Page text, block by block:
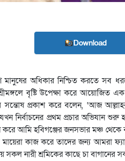
Download
অধিকার নিশ্চিত করতে সব
বৃষ্টি উপেক্ষা করে আয়োজিত
সন্তোষ প্রকাশ করে বলেন, ‘আজ
নির্বাচনের প্রথম প্রচার অভিযান
আমি হবিগঞ্জের জনসভার মঞ্চ
কাজ করে তাদের জন্য আমরা
নারী শ্রমিকের কাছে চা বাগানের